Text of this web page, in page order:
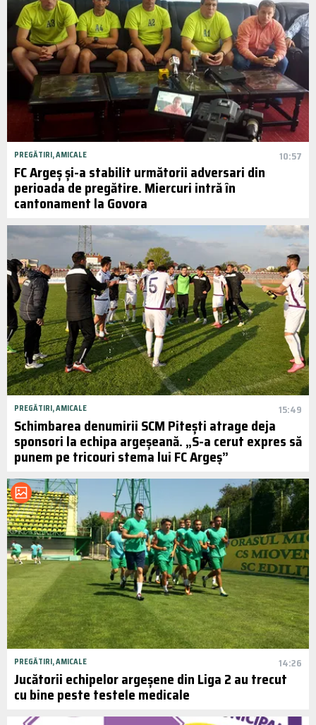
PREGĂTIRI, AMICALE 10:57
FC Argeș și-a stabilit următorii adversari din
perioada de pregătire. Miercuri intră în
cantonament la Govora
PREGĂTIRI, AMICALE 15:49
Schimbarea denumirii SCM Pitești atrage deja
sponsori la echipa argeșeană. „S-a cerut expres să
punem pe tricouri stema lui FC Argeș”
PREGĂTIRI, AMICALE 14:26
Jucătorii echipelor argeșene din Liga 2 au trecut
cu bine peste testele medicale